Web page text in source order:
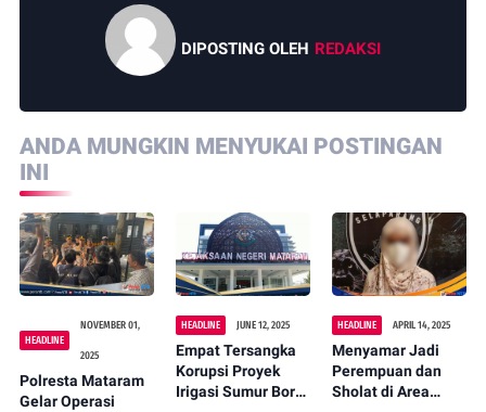
DIPOSTING OLEH REDAKSI
ANDA MUNGKIN MENYUKAI POSTINGAN
INI
HEADLINE
NOVEMBER 01,
2025
Polresta Mataram
Gelar Operasi
HEADLINE JUNE 12, 2025
Empat Tersangka
Korupsi Proyek
Irigasi Sumur Bor
HEADLINE APRIL 14, 2025
Menyamar Jadi
Perempuan dan
Sholat di Area